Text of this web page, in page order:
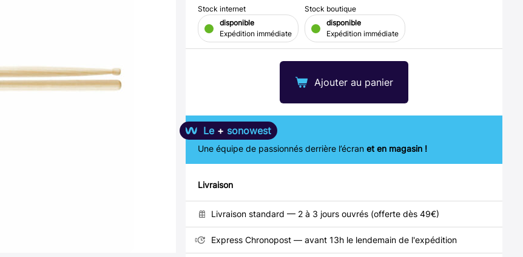
Ajouter au panier
Stock internet
disponible
Expédition immédiate
Stock boutique
disponible
Expédition immédiate
Le + sonowest
Une équipe de passionnés derrière l’écran et en magasin !
Livraison
Livraison standard — 2 à 3 jours ouvrés (offerte dès 49€)
Express Chronopost — avant 13h le lendemain de l'expédition